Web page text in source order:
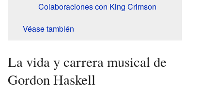
Colaboraciones con King Crimson
Véase también
La vida y carrera musical de
Gordon Haskell